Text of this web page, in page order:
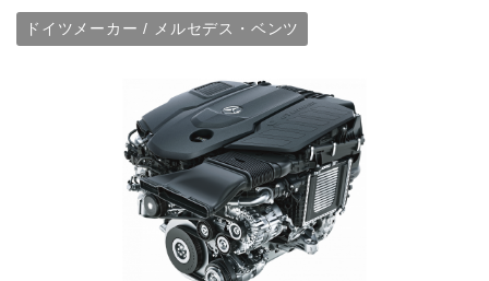
ドイツメーカー / メルセデス・ベンツ